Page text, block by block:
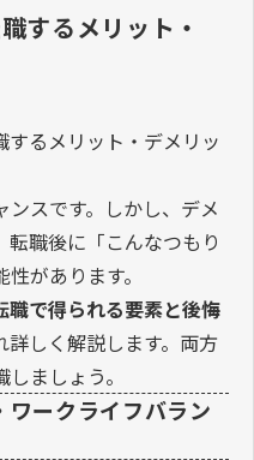
するメリット・
るメリット・デメリッ
スです。しかし、デメ
職後に「こんなつもり
があります。
職で得られる要素と後悔
詳しく解説します。両方
ましょう。
ワークライフバラン